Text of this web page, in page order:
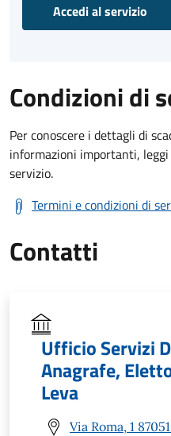
Accedi al servizio
Condizioni di
Per conoscere i dettagli di
informazioni importanti,
servizio.
Termini e condizioni di
Contatti
Ufficio Servizi
Anagrafe,
Leva
Via Roma, 1